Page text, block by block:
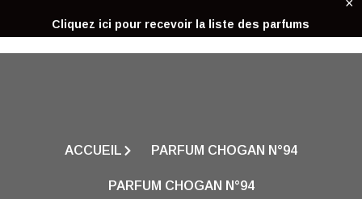
Cliquez ici pour recevoir la liste des parfums
ACCUEIL PARFUM CHOGAN N°94
PARFUM CHOGAN N°94